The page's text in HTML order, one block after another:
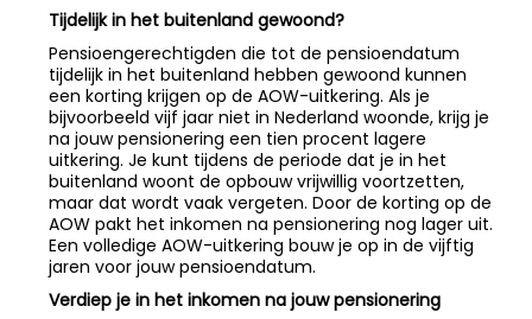
Tijdelijk in het buitenland gewoond?
Pensioengerechtigden die tot de pensioendatum
tijdelijk in het buitenland hebben gewoond kunnen
een korting krijgen op de AOW-uitkering. Als je
bijvoorbeeld vijf jaar niet in Nederland woonde, krijg je
na jouw pensionering een tien procent lagere
uitkering. Je kunt tijdens de periode dat je in het
buitenland woont de opbouw vrijwillig voortzetten,
maar dat wordt vaak vergeten. Door de korting op de
AOW pakt het inkomen na pensionering nog lager uit.
Een volledige AOW-uitkering bouw je op in de vijftig
jaren voor jouw pensioendatum.
Verdiep je in het inkomen na jouw pensionering